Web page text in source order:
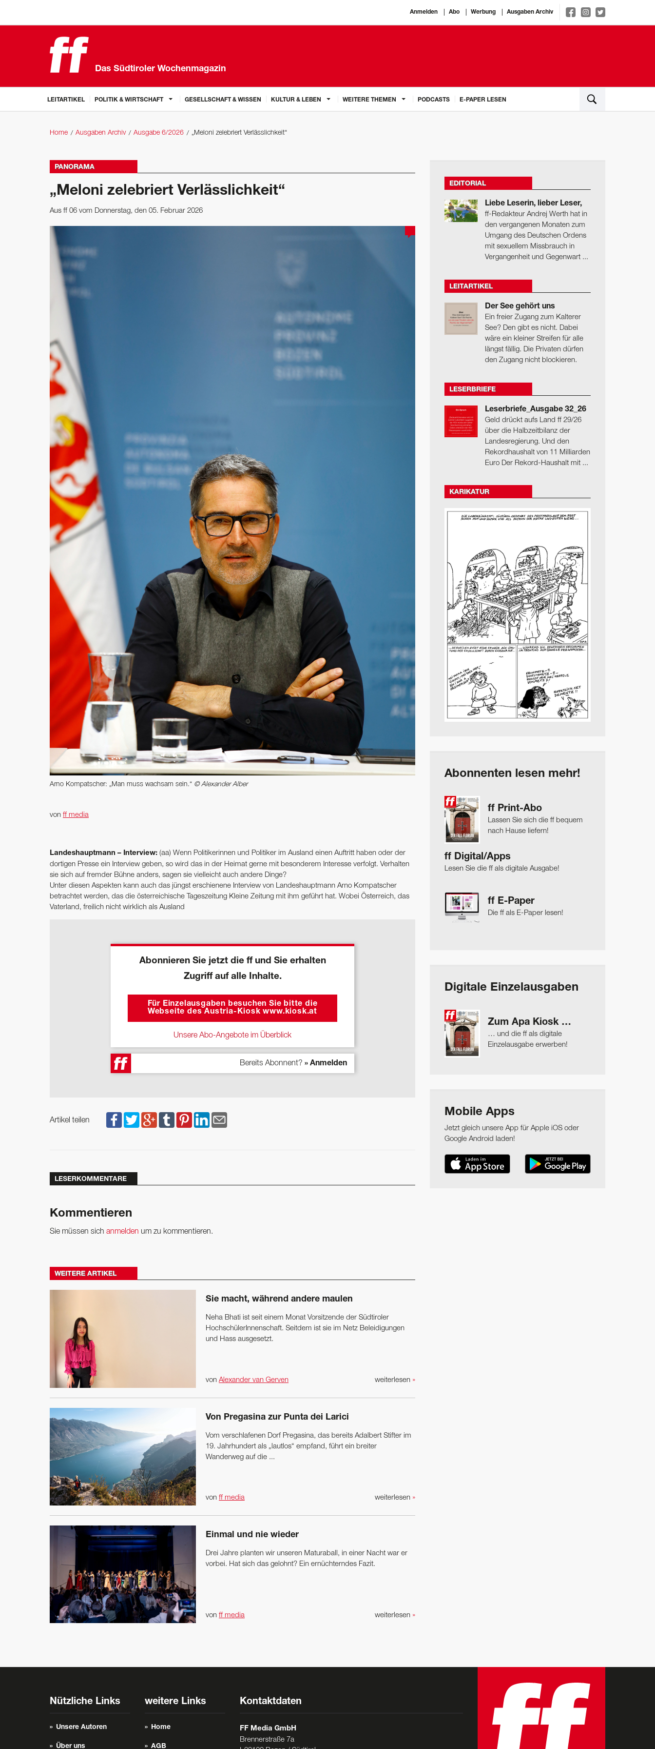
Anmelden Abo Werbung Ausgaben Archiv
Das Südtiroler Wochenmagazin
LEITARTIKEL POLITIK & WIRTSCHAFT GESELLSCHAFT & WISSEN KULTUR & LEBEN WEITERE THEMEN PODCASTS E-PAPER LESEN
Home Ausgaben Archiv Ausgabe 6/2026 „Meloni zelebriert Verlässlichkeit“
PANORAMA
„Meloni zelebriert Verlässlichkeit“
Aus ff 06 vom Donnerstag, den 05. Februar 2026
Arno Kompatscher: „Man muss wachsam sein.“ © Alexander Alber
von ff media
Landeshauptmann – Interview: (aa) Wenn Politikerinnen und Politiker im Ausland einen Auftritt haben oder der
dortigen Presse ein Interview geben, so wird das in der Heimat gerne mit besonderem Interesse verfolgt. Verhalten
sie sich auf fremder Bühne anders, sagen sie vielleicht auch andere Dinge?
Unter diesen Aspekten kann auch das jüngst erschienene Interview von Landeshauptmann Arno Kompatscher
betrachtet werden, das die österreichische Tageszeitung Kleine Zeitung mit ihm geführt hat. Wobei Österreich, das
Vaterland, freilich nicht wirklich als Ausland
Abonnieren Sie jetzt die ff und Sie erhalten
Zugriff auf alle Inhalte.
Für Einzelausgaben besuchen Sie bitte die
Webseite des Austria-Kiosk www.kiosk.at
Unsere Abo-Angebote im Überblick
Bereits Abonnent? » Anmelden
Artikel teilen
LESERKOMMENTARE
Kommentieren
Sie müssen sich anmelden um zu kommentieren.
WEITERE ARTIKEL
Sie macht, während andere maulen
Neha Bhati ist seit einem Monat Vorsitzende der Südtiroler
HochschülerInnenschaft. Seitdem ist sie im Netz Beleidigungen
und Hass ausgesetzt.
weiterlesen »
von Alexander van Gerven
Von Pregasina zur Punta dei Larici
Vom verschlafenen Dorf Pregasina, das bereits Adalbert Stifter im
19. Jahrhundert als „lautlos“ empfand, führt ein breiter
Wanderweg auf die ...
weiterlesen »
von ff media
Einmal und nie wieder
Drei Jahre planten wir unseren Maturaball, in einer Nacht war er
vorbei. Hat sich das gelohnt? Ein ernüchterndes Fazit.
weiterlesen »
von ff media
EDITORIAL
Liebe Leserin, lieber Leser,
ff-Redakteur Andrej Werth hat in
den vergangenen Monaten zum
Umgang des Deutschen Ordens
mit sexuellem Missbrauch in
Vergangenheit und Gegenwart ...
LEITARTIKEL
Der See gehört uns
Ein freier Zugang zum Kalterer
See? Den gibt es nicht. Dabei
wäre ein kleiner Streifen für alle
längst fällig. Die Privaten dürfen
den Zugang nicht blockieren.
LESERBRIEFE
Leserbriefe_Ausgabe 32_26
Geld drückt aufs Land ff 29/26
über die Halbzeitbilanz der
Landesregierung. Und den
Rekordhaushalt von 11 Milliarden
Euro Der Rekord-Haushalt mit ...
KARIKATUR
Abonnenten lesen mehr!
ff Print-Abo
Lassen Sie sich die ff bequem
nach Hause liefern!
ff Digital/Apps
Lesen Sie die ff als digitale Ausgabe!
ff E-Paper
Die ff als E-Paper lesen!
Digitale Einzelausgaben
Zum Apa Kiosk …
… und die ff als digitale
Einzelausgabe erwerben!
Mobile Apps
Jetzt gleich unsere App für Apple iOS oder
Google Android laden!
Nützliche Links
Unsere Autoren
Über uns
weitere Links
Home
AGB
Kontaktdaten
FF Media GmbH
Brennerstraße 7a